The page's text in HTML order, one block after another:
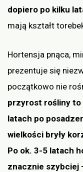
dopiero po kilku
mają kształt
Hortensja pnąca,
prezentuje się
początkowo nie
przyrost rośliny to
latach po
wielkości bryły
Po ok. 3-5 latach
znacznie szybciej